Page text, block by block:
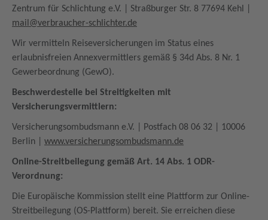
Zentrum für Schlichtung e.V. | Straßburger Str. 8 77694 Kehl |
mail@verbraucher-schlichter.de
Wir vermitteln Reiseversicherungen im Status eines
erlaubnisfreien Annexvermittlers gemäß § 34d Abs. 8 Nr. 1
Gewerbeordnung (GewO).
Beschwerdestelle bei Streitigkeiten mit
Versicherungsvermittlern:
Versicherungsombudsmann e.V. | Postfach 08 06 32 | 10006
Berlin | www.versicherungsombudsmann.de
Online-Streitbeilegung gemäß Art. 14 Abs. 1 ODR-
Verordnung:
Die Europäische Kommission stellt eine Plattform zur Online-
Streitbeilegung (OS-Plattform) bereit. Sie erreichen diese